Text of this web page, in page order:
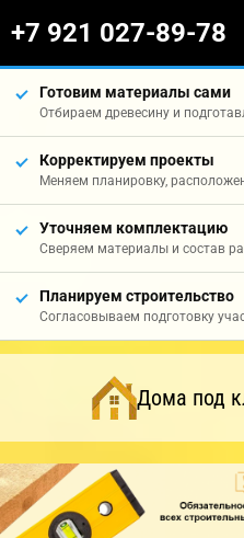
+7 921 027-89-78
Готовим материалы сами
Отбираем древесину и
Корректируем проекты
Меняем планировку,
Уточняем комплектацию
Сверяем материалы и состав
Планируем строительство
Согласовываем подготовку
Дома под